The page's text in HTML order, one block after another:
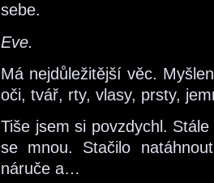
sebe.
Eve.
Má nejdůležitější věc.
oči, tvář, rty, vlasy, prsty,
Tiše jsem si povzdychl.
se mnou. Stačilo
náruče a…